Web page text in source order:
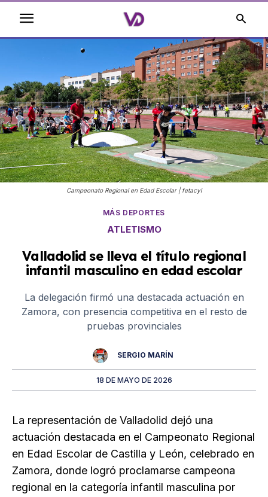
Campeonato Regional en Edad Escolar | fetacyl
MÁS DEPORTES
ATLETISMO
Valladolid se lleva el título regional
infantil masculino en edad escolar
La delegación firmó una destacada actuación en
Zamora, con presencia competitiva en el resto de
pruebas provinciales
SERGIO MARÍN
18 DE MAYO DE 2026
La representación de Valladolid dejó una
actuación destacada en el Campeonato Regional
en Edad Escolar de Castilla y León, celebrado en
Zamora, donde logró proclamarse campeona
regional en la categoría infantil masculina por